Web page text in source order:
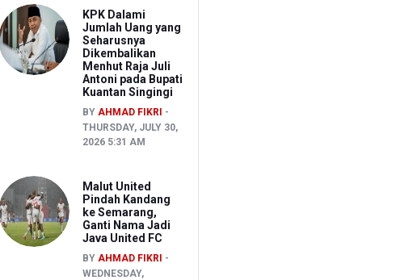
KPK Dalami
Jumlah Uang yang
Seharusnya
Dikembalikan
Menhut Raja Juli
Antoni pada Bupati
Kuantan Singingi
BY AHMAD FIKRI
THURSDAY, JULY 30,
2026 5:31 AM
Malut United
Pindah Kandang
ke Semarang,
Ganti Nama Jadi
Java United FC
BY AHMAD FIKRI
WEDNESDAY,